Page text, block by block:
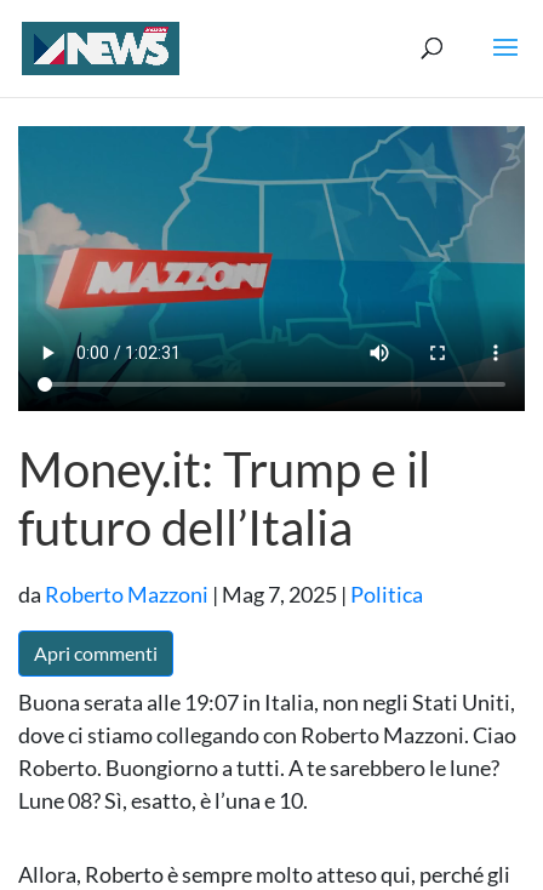
Money.it: Trump e il
futuro dell’Italia
da Roberto Mazzoni | Mag 7, 2025 | Politica
Apri commenti
Buona serata alle 19:07 in Italia, non negli Stati Uniti,
dove ci stiamo collegando con Roberto Mazzoni. Ciao
Roberto. Buongiorno a tutti. A te sarebbero le lune?
Lune 08? Sì, esatto, è l’una e 10.
Allora, Roberto è sempre molto atteso qui, perché gli